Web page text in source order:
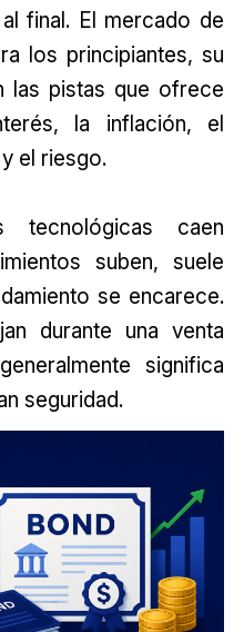
final. El mercado de
los principiantes, su
las pistas que ofrece
la inflación, el
el riesgo.
tecnológicas caen
suben, suele
se encarece.
durante una venta
significa
seguridad.